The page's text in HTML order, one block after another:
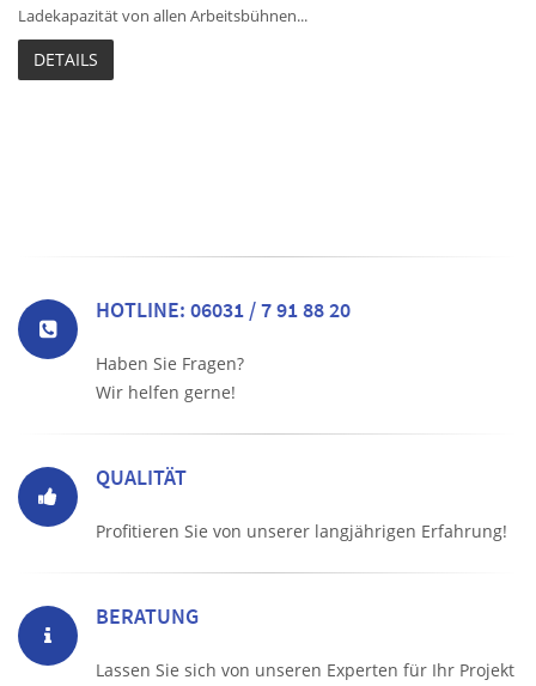
Ladekapazität von allen Arbeitsbühnen...
DETAILS
HOTLINE: 06031 / 7 91 88 20
Haben Sie Fragen?
Wir helfen gerne!
QUALITÄT
Profitieren Sie von unserer langjährigen Erfahrung!
BERATUNG
Lassen Sie sich von unseren Experten für Ihr Projekt